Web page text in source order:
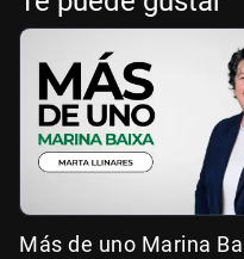
Más de uno Marina